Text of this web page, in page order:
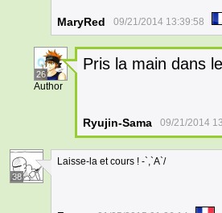
MaryRed 09/21/2014 13:39:58
26
Author
Pris la main dans
Ryujin-Sama 09/21/2014
38
Laisse-la et cours ! -`,`A`/